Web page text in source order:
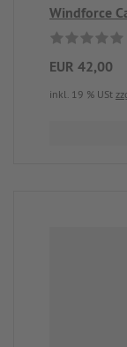
Windforce
EUR 42,00
inkl. 19 % USt